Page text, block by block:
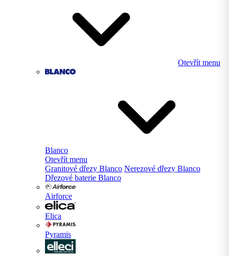
Otevřít menu
Blanco
Otevřít menu
Granitové dřezy Blanco Nerezové dřezy Blanco
Dřezové baterie Blanco
Airforce
Elica
Pyramis